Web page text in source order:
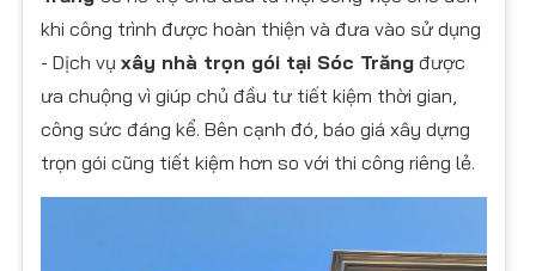
khi công trình được hoàn thiện và đưa vào sử dụng
- Dịch vụ xây nhà trọn gói tại Sóc Trăng được
ưa chuộng vì giúp chủ đầu tư tiết kiệm thời gian,
công sức đáng kể. Bên cạnh đó, báo giá xây dựng
trọn gói cũng tiết kiệm hơn so với thi công riêng lẻ.